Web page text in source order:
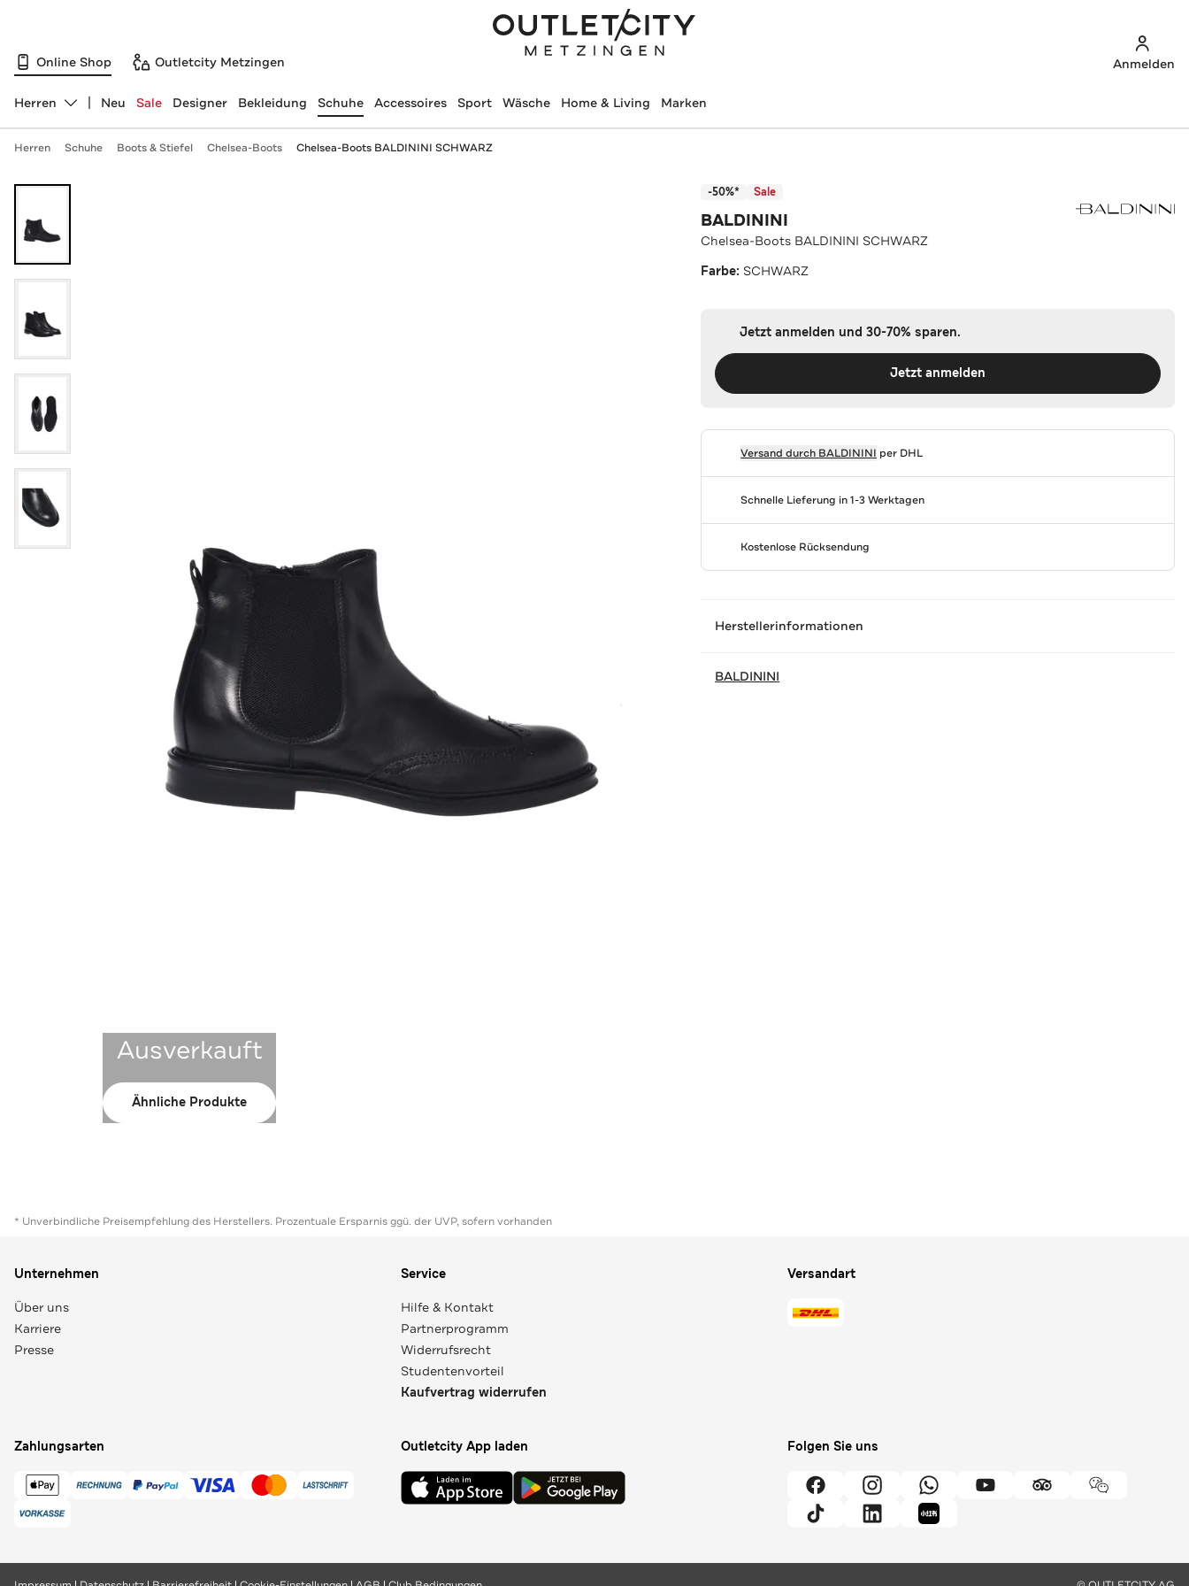
Online Shop Outletcity Metzingen Anmelden
Abteilung ändern, ausgewählt:
Herren Neu Sale Designer Bekleidung Schuhe Accessoires Sport Wäsche Home & Living Marken
Herren Schuhe Boots & Stiefel Chelsea-Boots Chelsea-Boots BALDININI SCHWARZ
Ausverkauft
Ähnliche Produkte
-50%* Sale
BALDININI
Chelsea-Boots BALDININI SCHWARZ
Farbe: SCHWARZ
Jetzt anmelden und 30-70% sparen.
Jetzt anmelden
Versand durch BALDININI per DHL
Schnelle Lieferung in 1-3 Werktagen
Kostenlose Rücksendung
Herstellerinformationen
BALDININI
* Unverbindliche Preisempfehlung des Herstellers. Prozentuale Ersparnis ggü. der UVP, sofern vorhanden
Unternehmen
Über uns
Karriere
Presse
Service
Hilfe & Kontakt
Partnerprogramm
Widerrufsrecht
Studentenvorteil
Kaufvertrag widerrufen
Versandart
Zahlungsarten Outletcity App laden Folgen Sie uns